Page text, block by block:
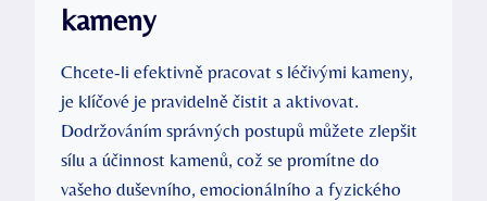
kameny
Chcete-li efektivně pracovat s léčivými kameny,
je klíčové je pravidelně čistit a aktivovat.
Dodržováním správných postupů můžete zlepšit
sílu a účinnost kamenů, což se promítne do
vašeho duševního, emocionálního a fyzického